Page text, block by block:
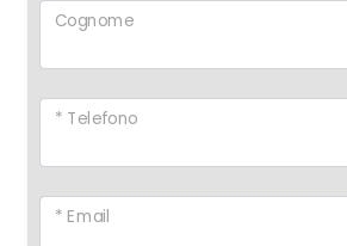
Cognome
* Telefono
* Email